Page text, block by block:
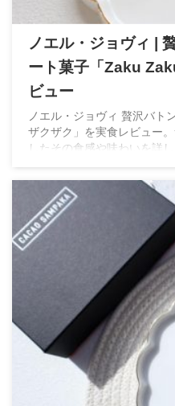
ノエル・ジョヴィ |
ート菓子「Zaku
ビュー
ノエル・ジョヴィ 贅沢バト
ザクザク」を実食レビュー
したその食感や味わいを詳し